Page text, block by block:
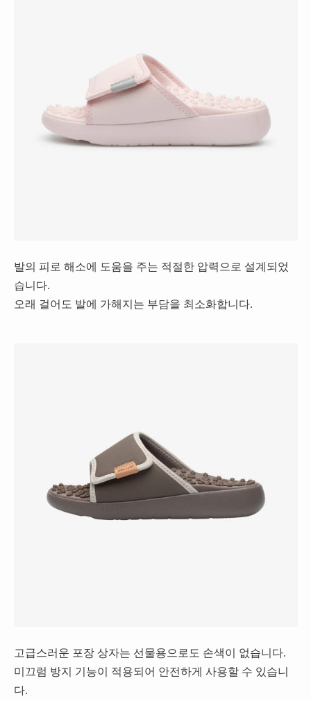
발의 피로 해소에 도움을 주는 적절한 압력으로 설계되었
습니다.
오래 걸어도 발에 가해지는 부담을 최소화합니다.
고급스러운 포장 상자는 선물용으로도 손색이 없습니다.
미끄럼 방지 기능이 적용되어 안전하게 사용할 수 있습니
다.